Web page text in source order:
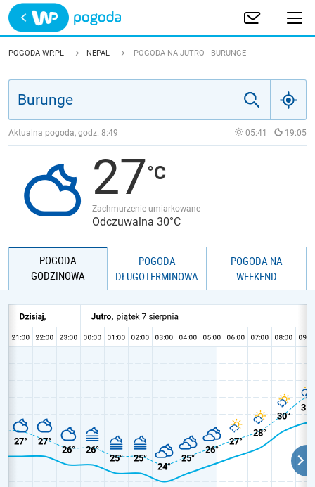
Trwa ładowanie
POLSKA
JAKOŚĆ POWIETRZA
POGODA WP.PL NEPAL POGODA NA JUTRO - BURUNGE
Aktualna pogoda, godz. 8:49 05:41 19:05
27
Zachmurzenie umiarkowane
Odczuwalna 30°C
POGODA
GODZINOWA
POGODA
DŁUGOTERMINOWA
POGODA NA
WEEKEND